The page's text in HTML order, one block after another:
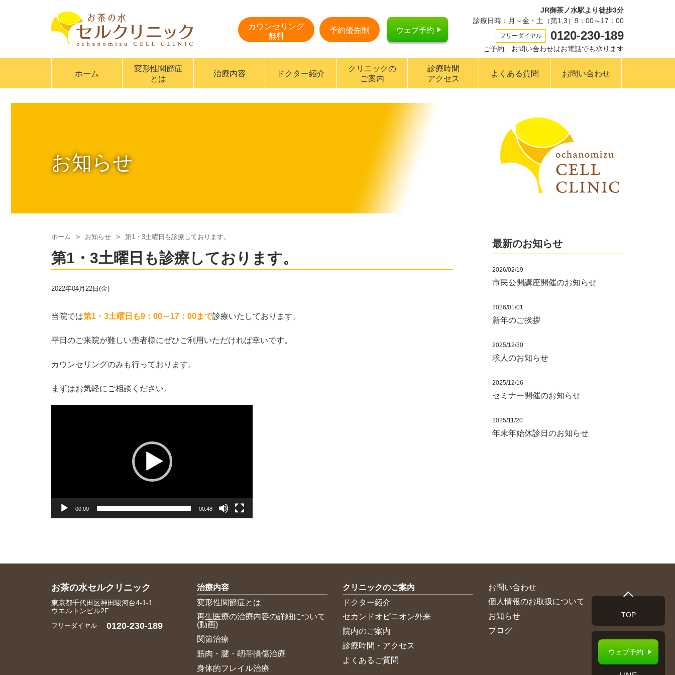
カウンセリング
無料
予約優先制 ウェブ予約
JR御茶ノ水駅より徒歩3分
診療日時：月～金・土（第1,3）9：00～17：00
フリーダイヤル 0120-230-189
ご予約、お問い合わせはお電話でも承ります
ホーム
変形性関節症
とは
治療内容 ドクター紹介
クリニックの
ご案内
診療時間
アクセス
よくある質問 お問い合わせ
お知らせ
ホーム お知らせ 第1・3土曜日も診療しております。
第1・3土曜日も診療しております。
2022年04月22日(金)
当院では第1・3土曜日も9：00～17：00まで診療いたしております。
平日のご来院が難しい患者様にぜひご利用いただければ幸いです。
カウンセリングのみも行っております。
まずはお気軽にご相談ください。
00:00 00:48
最新のお知らせ
2026/02/19
市民公開講座開催のお知らせ
2026/01/01
新年のご挨拶
2025/12/30
求人のお知らせ
2025/12/16
セミナー開催のお知らせ
2025/11/20
年末年始休診日のお知らせ
お茶の水セルクリニック
東京都千代田区神田駿河台4-1-1
ウエルトンビル2F
フリーダイヤル 0120-230-189
治療内容
変形性関節症とは
再生医療の治療内容の詳細について
(動画)
関節治療
筋肉・腱・靭帯損傷治療
身体的フレイル治療
クリニックのご案内
ドクター紹介
セカンドオピニオン外来
院内のご案内
診療時間・アクセス
よくあるご質問
お問い合わせ
個人情報のお取扱について
お知らせ
ブログ
TOP
ウェブ予約